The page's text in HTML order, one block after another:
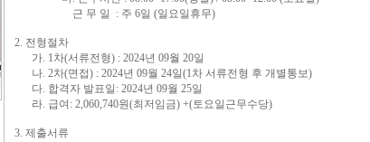
근 무 일 : 주 6일 (일요일휴무)
2. 전형절차
가. 1차(서류전형) : 2024년 09월 20일
나. 2차(면접) : 2024년 09월 24일(1차 서류전형 후 개별통보)
다. 합격자 발표일: 2024년 09월 25일
라. 급여: 2,060,740원(최저임금) +(토요일근무수당)
3. 제출서류